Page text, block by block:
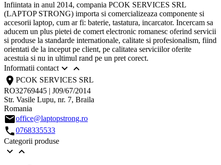
Infiintata in anul 2014, compania PCOK SERVICES SRL
(LAPTOP STRONG) importa si comercializeaza componente si
accesorii laptop, cum ar fi: baterie, tastatura, incarcator. Incercam sa
aducem un plus pietei de comert electronic romanesc oferind servicii
si produse la standarde internationale, calitate si profesionalism, fiind
orientati de la inceput pe client, pe calitatea serviciilor oferite
acestuia si nu in ultimul rand pe un pret corect.
Informatii contact 
location_on PCOK SERVICES SRL
RO32769445 | J09/67/2014
Str. Vasile Lupu, nr. 7, Braila
Romania
emailoffice@laptopstrong.ro
call0768335533
Categorii produse
 